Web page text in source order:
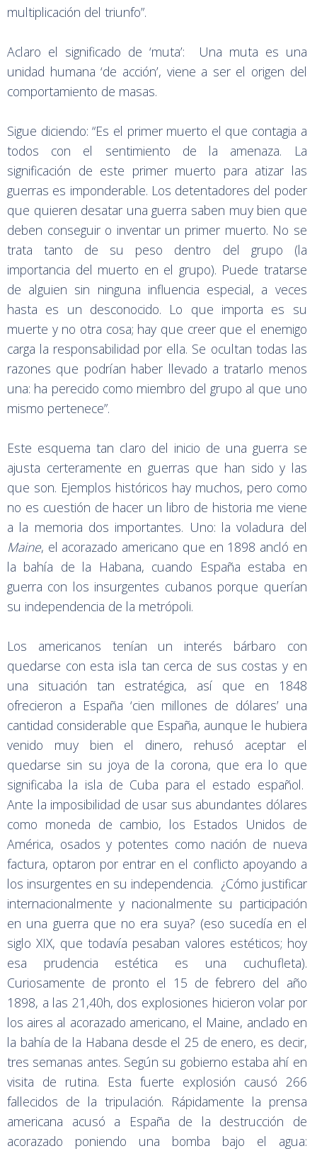
multiplicación del triunfo”.
Aclaro el significado de ‘muta’: Una muta es una
unidad humana ‘de acción’, viene a ser el origen del
comportamiento de masas.
Sigue diciendo: “Es el primer muerto el que contagia a
todos con el sentimiento de la amenaza. La
significación de este primer muerto para atizar las
guerras es imponderable. Los detentadores del poder
que quieren desatar una guerra saben muy bien que
deben conseguir o inventar un primer muerto. No se
trata tanto de su peso dentro del grupo (la
importancia del muerto en el grupo). Puede tratarse
de alguien sin ninguna influencia especial, a veces
hasta es un desconocido. Lo que importa es su
muerte y no otra cosa; hay que creer que el enemigo
carga la responsabilidad por ella. Se ocultan todas las
razones que podrían haber llevado a tratarlo menos
una: ha perecido como miembro del grupo al que uno
mismo pertenece”.
Este esquema tan claro del inicio de una guerra se
ajusta certeramente en guerras que han sido y las
que son. Ejemplos históricos hay muchos, pero como
no es cuestión de hacer un libro de historia me viene
a la memoria dos importantes. Uno: la voladura del
Maine, el acorazado americano que en 1898 ancló en
la bahía de la Habana, cuando España estaba en
guerra con los insurgentes cubanos porque querían
su independencia de la metrópoli.
Los americanos tenían un interés bárbaro con
quedarse con esta isla tan cerca de sus costas y en
una situación tan estratégica, así que en 1848
ofrecieron a España ‘cien millones de dólares’ una
cantidad considerable que España, aunque le hubiera
venido muy bien el dinero, rehusó aceptar el
quedarse sin su joya de la corona, que era lo que
significaba la isla de Cuba para el estado español.
Ante la imposibilidad de usar sus abundantes dólares
como moneda de cambio, los Estados Unidos de
América, osados y potentes como nación de nueva
factura, optaron por entrar en el conflicto apoyando a
los insurgentes en su independencia. ¿Cómo justificar
internacionalmente y nacionalmente su participación
en una guerra que no era suya? (eso sucedía en el
siglo XIX, que todavía pesaban valores estéticos; hoy
esa prudencia estética es una cuchufleta).
Curiosamente de pronto el 15 de febrero del año
1898, a las 21,40h, dos explosiones hicieron volar por
los aires al acorazado americano, el Maine, anclado en
la bahía de la Habana desde el 25 de enero, es decir,
tres semanas antes. Según su gobierno estaba ahí en
visita de rutina. Esta fuerte explosión causó 266
fallecidos de la tripulación. Rápidamente la prensa
americana acusó a España de la destrucción de
acorazado poniendo una bomba bajo el agua: